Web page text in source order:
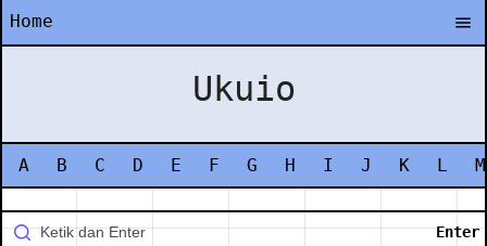
Home
Ukuio
A B C D E F G H I J K L M